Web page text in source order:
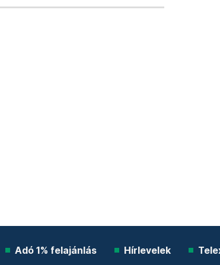
Adó 1% felajánlás Hírlevelek